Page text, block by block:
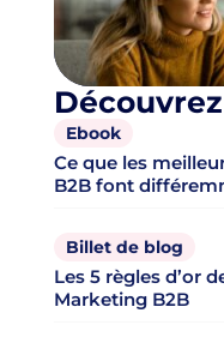
Ebook
Ce que les
B2B font
Billet de blog
Les 5 règles d’or
Marketing B2B